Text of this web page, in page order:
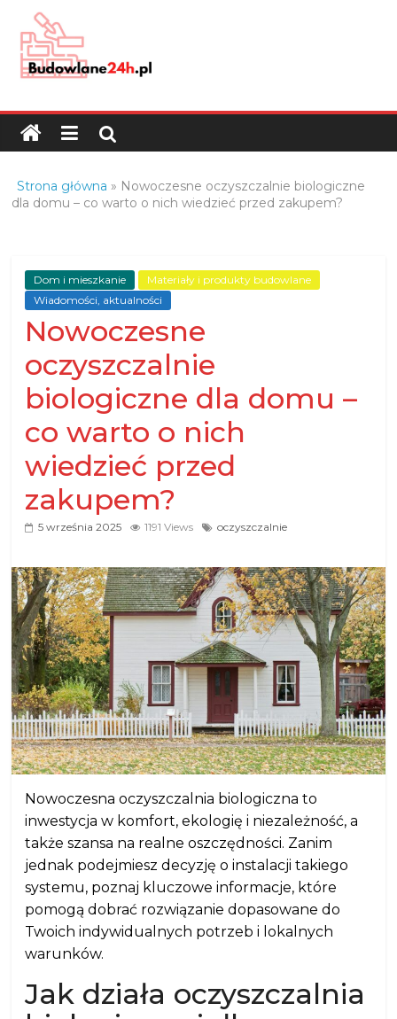
content
Budowlane24h.pl
portal
budowlany
oraz
budowlanej
Strona główna » Nowoczesne oczyszczalnie biologiczne
dla domu – co warto o nich wiedzieć przed zakupem?
Dom i mieszkanie
Materiały i produkty budowlane
Wiadomości, aktualności
Nowoczesne
oczyszczalnie
biologiczne dla domu –
co warto o nich
wiedzieć przed
zakupem?
5 września 2025 1191 Views oczyszczalnie
Nowoczesna oczyszczalnia biologiczna to
inwestycja w komfort, ekologię i niezależność, a
także szansa na realne oszczędności. Zanim
jednak podejmiesz decyzję o instalacji takiego
systemu, poznaj kluczowe informacje, które
pomogą dobrać rozwiązanie dopasowane do
Twoich indywidualnych potrzeb i lokalnych
warunków.
Jak działa oczyszczalnia